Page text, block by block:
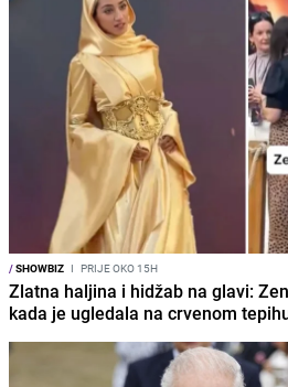
/SHOWBIZ I PRIJE OKO 15H
Zlatna haljina i hidžab na glavi:
kada je ugledala na crvenom